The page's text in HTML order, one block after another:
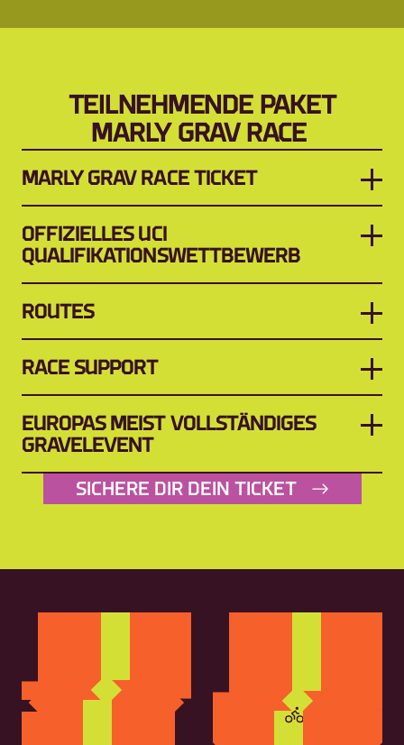
TEILNEHMENDE PAKET
MARLY GRAV RACE
MARLY GRAV RACE TICKET
OFFIZIELLES UCI
QUALIFIKATIONSWETTBEWERB
ROUTES
RACE SUPPORT
EUROPAS MEIST VOLLSTÄNDIGES
GRAVELEVENT
SICHERE DIR DEIN TICKET